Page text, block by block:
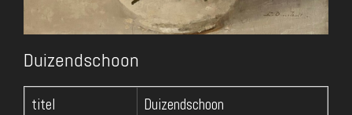
Duizendschoon
titel
Duizendschoon